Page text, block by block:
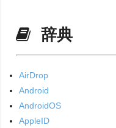
辞典
AirDrop
Android
AndroidOS
AppleID